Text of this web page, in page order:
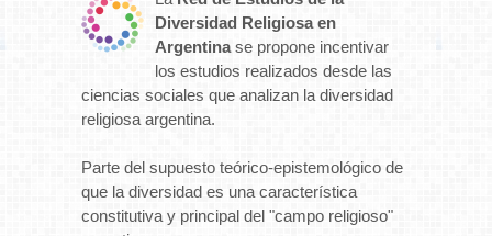
Diversidad Religiosa en
Argentinase propone incentivar
los estudios realizados desde las
ciencias sociales que analizan la diversidad
religiosa argentina.
Parte del supuesto teórico-epistemológico de
que la diversidad es una característica
constitutiva y principal del "campo religioso"